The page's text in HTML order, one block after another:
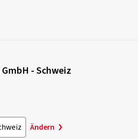
- Schweiz
Ändern